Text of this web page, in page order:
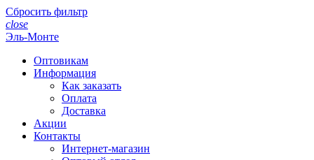
Сбросить фильтр
close
Эль-Монте
Оптовикам
Информация
Как заказать
Оплата
Доставка
Акции
Контакты
Интернет-магазин